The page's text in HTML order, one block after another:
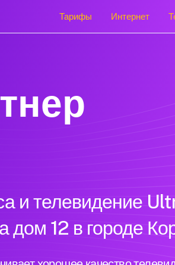
Тарифы Интернет
и телевидение
дом 12 в городе